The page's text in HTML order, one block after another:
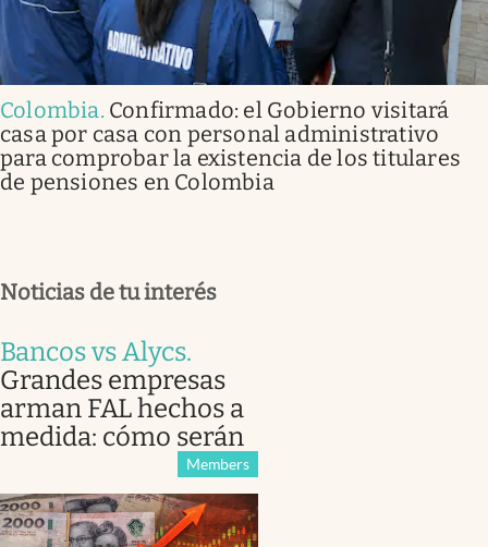
Colombia. Confirmado: el Gobierno visitará
casa por casa con personal administrativo
para comprobar la existencia de los titulares
de pensiones en Colombia
Noticias de tu interés
Bancos vs Alycs.
Grandes empresas
arman FAL hechos a
medida: cómo serán
Members